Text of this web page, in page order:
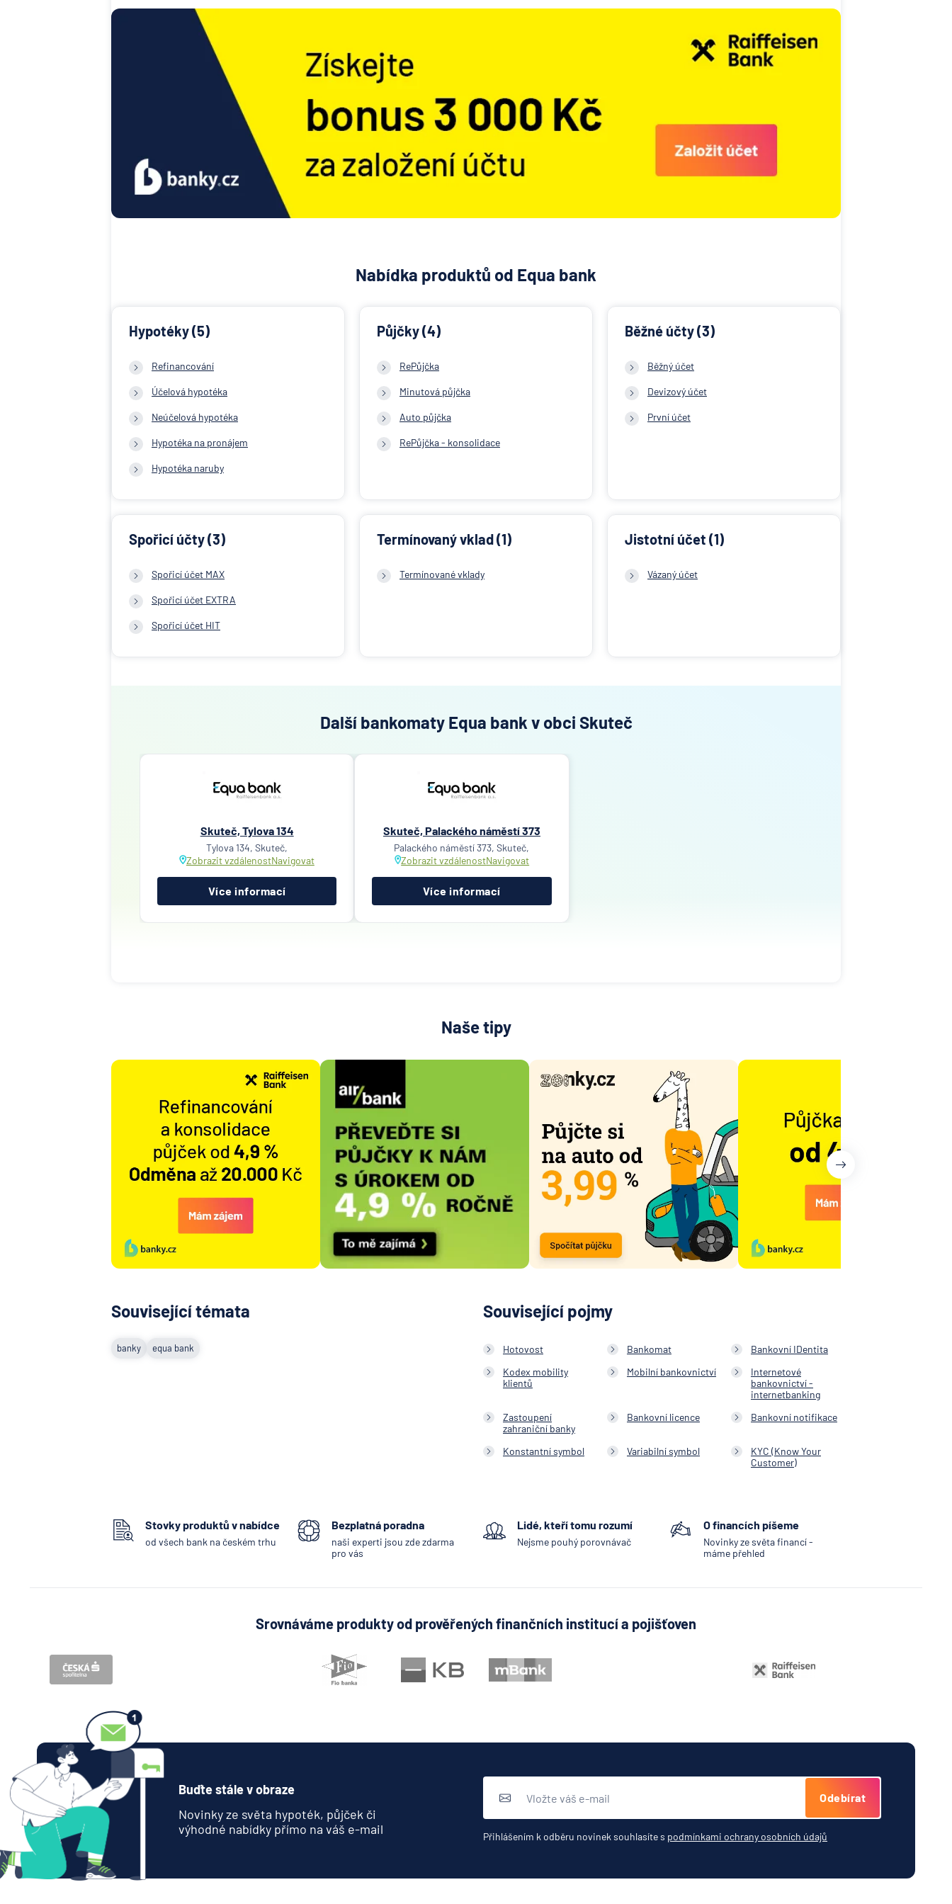
Nabídka produktů od Equa bank
Hypotéky (5)
Refinancování
Účelová hypotéka
Neúčelová hypotéka
Hypotéka na pronájem
Hypotéka naruby
Půjčky (4)
RePůjčka
Minutová půjčka
Auto půjčka
RePůjčka - konsolidace
Běžné účty (3)
Běžný účet
Devizový účet
První účet
Spořicí účty (3)
Spořicí účet MAX
Spořicí účet EXTRA
Spořicí účet HIT
Termínovaný vklad (1)
Termínované vklady
Jistotní účet (1)
Vázaný účet
Další bankomaty Equa bank v obci Skuteč
Skuteč, Tylova 134
Tylova 134, Skuteč,
Zobrazit vzdálenostNavigovat
Více informací
Skuteč, Palackého náměstí 373
Palackého náměstí 373, Skuteč,
Zobrazit vzdálenostNavigovat
Více informací
Naše tipy
Související témata
banky equa bank
Související pojmy
Hotovost Bankomat
Bankovní IDentita
Kodex mobility
klientů
Mobilní bankovnictví
Internetové
bankovnictví -
internetbanking
Zastoupení
zahraniční banky
Bankovní licence Bankovní notifikace
Konstantní symbol Variabilní symbol
KYC (Know Your
Customer)
Stovky produktů v nabídce
od všech bank na českém trhu
Bezplatná poradna
naši experti jsou zde zdarma
pro vás
Lidé, kteří tomu rozumí
Nejsme pouhý porovnávač
O financích píšeme
Novinky ze světa financí -
máme přehled
Srovnáváme produkty od prověřených finančních institucí a pojišťoven
Buďte stále v obraze
Novinky ze světa hypoték, půjček či
výhodné nabídky přímo na váš e-mail
Odebírat
Přihlášením k odběru novinek souhlasíte s podmínkami ochrany osobních údajů